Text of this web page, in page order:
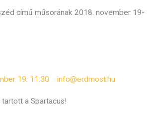
című műsorának 2018. november 19-
19. 11:30 info@erdmost.hu
a Spartacus!